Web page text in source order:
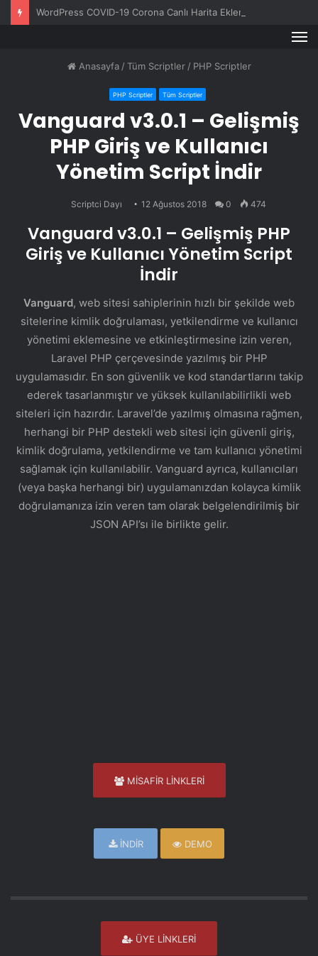
WordPress COVID-19 Corona Canlı Harita Eklentisi v1.0.3
Anasayfa / Tüm Scriptler / PHP Scriptler
PHP Scriptler Tüm Scriptler
Vanguard v3.0.1 – Gelişmiş
PHP Giriş ve Kullanıcı
Yönetim Script İndir
Scriptci Dayı 12 Ağustos 2018 0 474
Vanguard v3.0.1 – Gelişmiş PHP
Giriş ve Kullanıcı Yönetim Script
İndir
Vanguard, web sitesi sahiplerinin hızlı bir şekilde web
sitelerine kimlik doğrulaması, yetkilendirme ve kullanıcı
yönetimi eklemesine ve etkinleştirmesine izin veren,
Laravel PHP çerçevesinde yazılmış bir PHP
uygulamasıdır. En son güvenlik ve kod standartlarını takip
ederek tasarlanmıştır ve yüksek kullanılabilirlikli web
siteleri için hazırdır. Laravel’de yazılmış olmasına rağmen,
herhangi bir PHP destekli web sitesi için güvenli giriş,
kimlik doğrulama, yetkilendirme ve tam kullanıcı yönetimi
sağlamak için kullanılabilir. Vanguard ayrıca, kullanıcıları
(veya başka herhangi bir) uygulamanızdan kolayca kimlik
doğrulamanıza izin veren tam olarak belgelendirilmiş bir
JSON API’sı ile birlikte gelir.
MİSAFİR LİNKLERİ
İNDİR DEMO
ÜYE LİNKLERİ